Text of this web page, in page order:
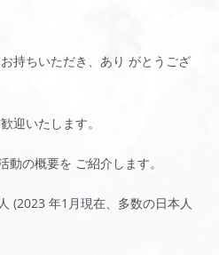
持ちいただき、あり がとうござ
迎いたします。
動の概要を ご紹介します。
(2023 年1月現在、多数の日本人